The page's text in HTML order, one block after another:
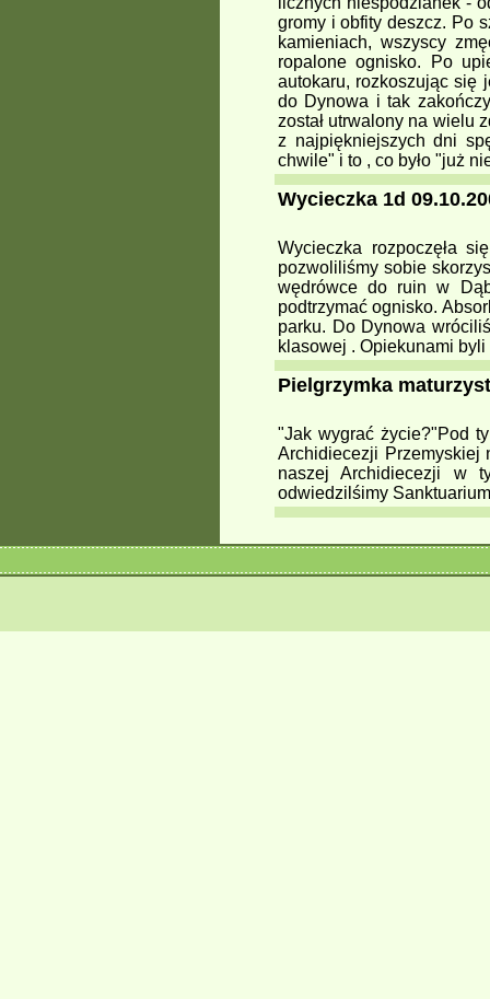
gromy i obfity deszcz. Po
kamieniach, wszyscy
ropalone ognisko. Po
autokaru, rozkoszując się
do Dynowa i tak
został utrwalony na wielu
z najpiękniejszych dni
chwile" i to , co było "już
Wycieczka 1d
Wycieczka rozpoczęła
pozwoliliśmy sobie
wędrówce do ruin w
podtrzymać ognisko.
parku. Do Dynowa
klasowej . Opiekunami
Pielgrzymka
"Jak wygrać życie?"Pod
Archidiecezji Przemyskiej
naszej Archidiecezji w
odwiedzilśimy